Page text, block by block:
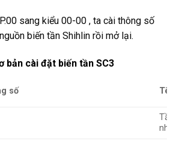
sang kiểu 00-00 , ta cài thông số
biến tần Shihlin rồi mở lại.
bản cài đặt biến tần SC3
số Tên
Tần
nhất